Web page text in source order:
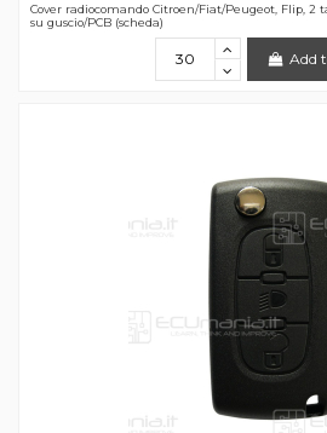
Cover radiocomando Citroen/Fiat/Peugeot, Flip, 2
su guscio/PCB (scheda)
Add